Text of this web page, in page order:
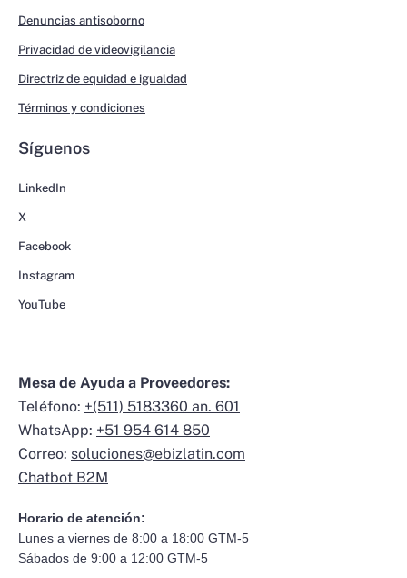
Denuncias antisoborno
Privacidad de videovigilancia
Directriz de equidad e igualdad
Términos y condiciones
Síguenos
LinkedIn
X
Facebook
Instagram
YouTube
Mesa de Ayuda a Proveedores:
Teléfono: +(511) 5183360 an. 601
WhatsApp: +51 954 614 850
Correo: soluciones@ebizlatin.com
Chatbot B2M
Horario de atención:
Lunes a viernes de 8:00 a 18:00 GTM-5
Sábados de 9:00 a 12:00 GTM-5